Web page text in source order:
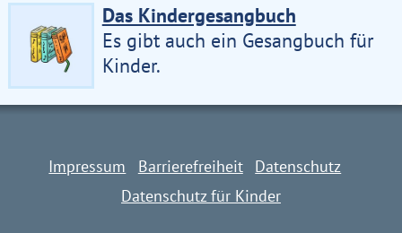
Das Kindergesangbuch
Es gibt auch ein Gesangbuch für
Kinder.
Impressum Barrierefreiheit
Datenschutz
Datenschutz für Kinder